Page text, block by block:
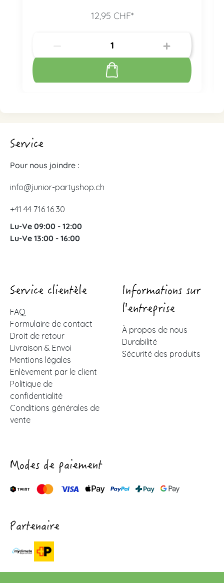
12,95 CHF*
Service
Pour nous joindre :
info@junior-partyshop.ch
+41 44 716 16 30
Lu-Ve 09:00 - 12:00
Lu-Ve 13:00 - 16:00
Service clientèle
FAQ
Formulaire de contact
Droit de retour
Livraison & Envoi
Mentions légales
Enlèvement par le client
Politique de
confidentialité
Conditions générales de
vente
Informations sur
l'entreprise
À propos de nous
Durabilité
Sécurité des produits
Modes de paiement
Partenaire